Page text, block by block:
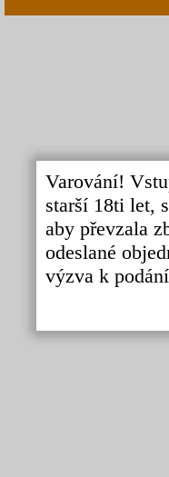
Varování!
starší 18ti let,
aby převzala
odeslané
výzva k